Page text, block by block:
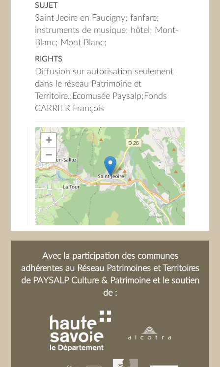
SUJET
Saint Jeoire en Faucigny; fanfare;
instruments de musique; hôtel; Mont-
Blanc; Mont Blanc;
RIGHTS
Diffusion sur autorisation seulement
dans le réseau Patrimoine et
Territoire.;Ecomusée Paysalp;Fonds
CARRIER François
+
−
Avec la participation des communes
adhérentes au Réseau Patrimoines et Territoires
de PAYSALP Culture & Patrimoine et le soutien
de :